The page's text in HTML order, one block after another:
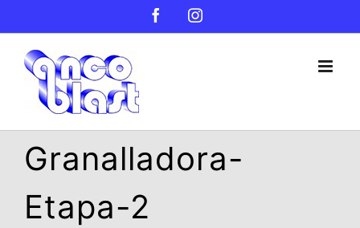
para
conteúdo
Facebook
Granalladora-
Etapa-2